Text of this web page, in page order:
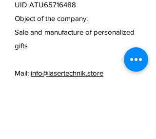
UID ATU65716488
Object of the company:
Sale and manufacture of personalized
gifts
Mail: info@lasertechnik.store